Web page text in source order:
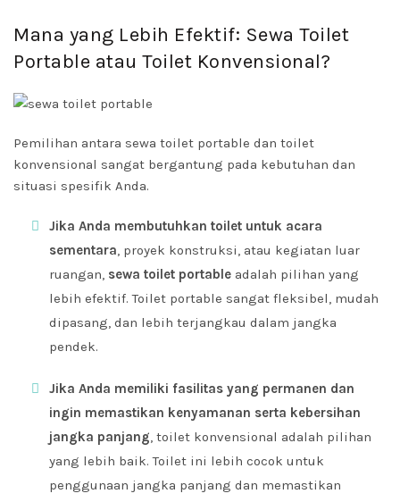
Mana yang Lebih Efektif: Sewa Toilet
Portable atau Toilet Konvensional?
Pemilihan antara sewa toilet portable dan toilet
konvensional sangat bergantung pada kebutuhan dan
situasi spesifik Anda.
Jika Anda membutuhkan toilet untuk acara
sementara, proyek konstruksi, atau kegiatan luar
ruangan, sewa toilet portable adalah pilihan yang
lebih efektif. Toilet portable sangat fleksibel, mudah
dipasang, dan lebih terjangkau dalam jangka
pendek.
Jika Anda memiliki fasilitas yang permanen dan
ingin memastikan kenyamanan serta kebersihan
jangka panjang, toilet konvensional adalah pilihan
yang lebih baik. Toilet ini lebih cocok untuk
penggunaan jangka panjang dan memastikan